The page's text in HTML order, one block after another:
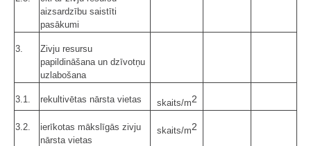
aizsardzību saistīti
pasākumi
3.
Zivju resursu
papildināšana un dzīvotņu
uzlabošana
3.1. rekultivētas nārsta vietas skaits/m2
3.2.
ierīkotas mākslīgās zivju
nārsta vietas
skaits/m2